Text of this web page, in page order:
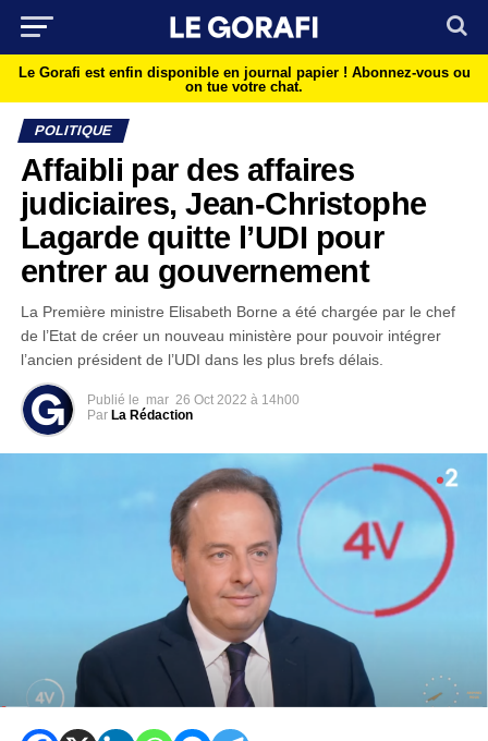
Le Gorafi est enfin disponible en journal papier ! Abonnez-vous ou
on tue votre chat.
POLITIQUE
Affaibli par des affaires
judiciaires, Jean-Christophe
Lagarde quitte l’UDI pour
entrer au gouvernement
La Première ministre Elisabeth Borne a été chargée par le chef
de l’Etat de créer un nouveau ministère pour pouvoir intégrer
l’ancien président de l’UDI dans les plus brefs délais.
Publié le mar 26 Oct 2022 à 14h00
Par La Rédaction